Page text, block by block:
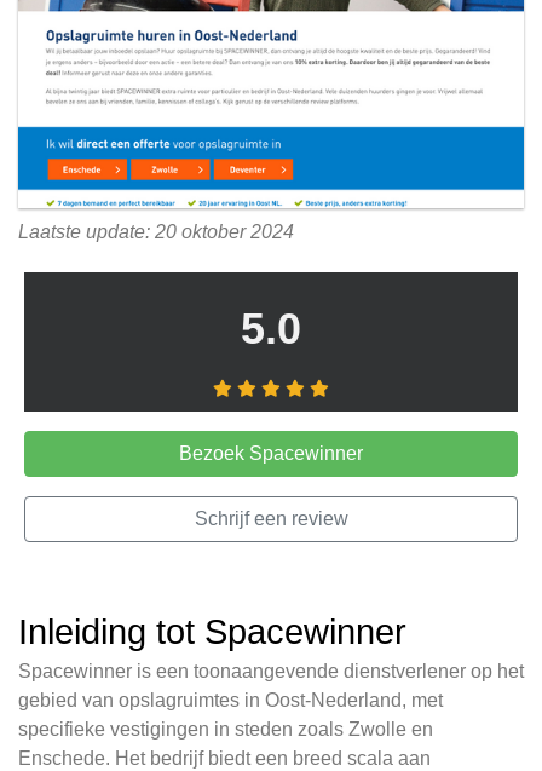
Laatste update: 20 oktober 2024
5.0
Bezoek Spacewinner
Schrijf een review
Inleiding tot Spacewinner
Spacewinner is een toonaangevende dienstverlener op het
gebied van opslagruimtes in Oost-Nederland, met
specifieke vestigingen in steden zoals Zwolle en
Enschede. Het bedrijf biedt een breed scala aan